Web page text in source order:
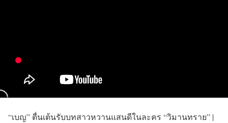
“เบญ” ตื่นเต้นรับบทสาวหวานแสนดีในละคร “วิมานทราย” |